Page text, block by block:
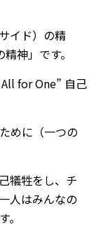
イド）の精
神」です。
for One” 自己
めに（一つの
犠牲をし、チ
人はみんなの